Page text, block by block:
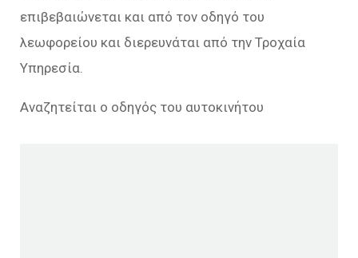
επιβεβαιώνεται και από τον οδηγό του
λεωφορείου και διερευνάται από την Τροχαία
Υπηρεσία.
Αναζητείται ο οδηγός του αυτοκινήτου